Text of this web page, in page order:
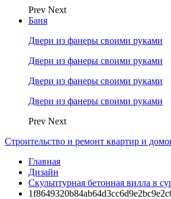
Prev Next
Баня
Двери из фанеры своими руками
Двери из фанеры своими руками
Двери из фанеры своими руками
Двери из фанеры своими руками
Prev Next
Строительство и ремонт квартир и
Главная
Дизайн
Скульптурная бетонная вилла в